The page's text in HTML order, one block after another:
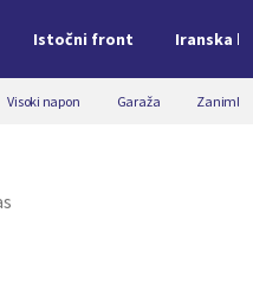
Istočni front Iranska
Visoki napon Garaža